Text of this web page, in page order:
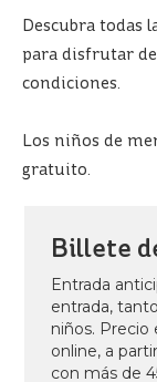
PARQUE DE LA
Quiénes somos
Eventos
Portal de
CLUB DE
TARJETA DE PLAYA
Cómo llegar
Preguntas
PAQUETES
ENTRADAS
Tamaño del texto
ARVORAR
ACQUA
BEACH
RESORT
RESORT
DEL
BEACH
Descubra todas
para disfrutar
condiciones.
Los niños de
gratuito.
Billete
Entrada
entrada,
niños. Precio
online, a
con más de